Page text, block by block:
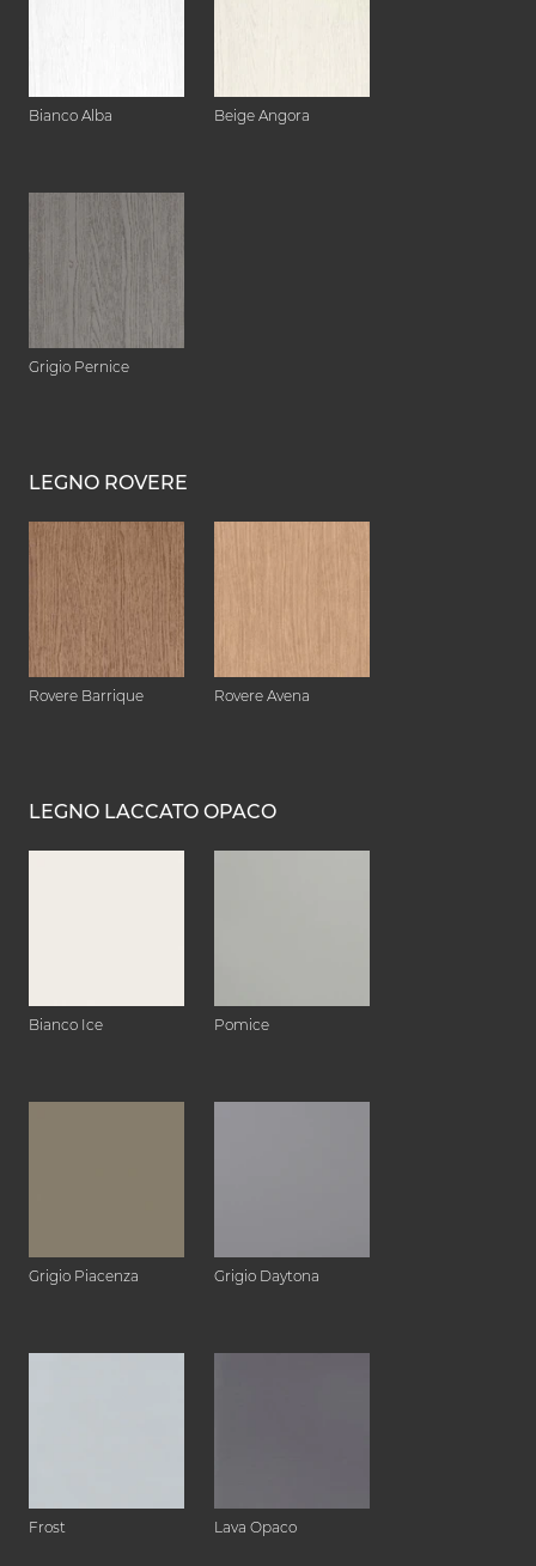
Bianco Alba Beige Angora
Grigio Pernice
LEGNO ROVERE
Rovere Barrique Rovere Avena
LEGNO LACCATO OPACO
Bianco Ice Pomice
Grigio Piacenza Grigio Daytona
Frost Lava Opaco